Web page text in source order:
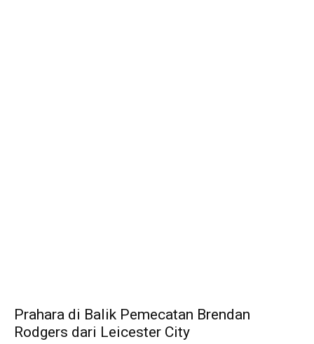
Prahara di Balik Pemecatan Brendan
Rodgers dari Leicester City